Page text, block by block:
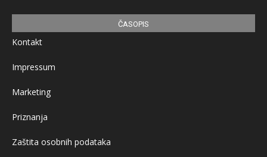
ČASOPIS
Kontakt
Impressum
Marketing
Priznanja
Zaštita osobnih podataka